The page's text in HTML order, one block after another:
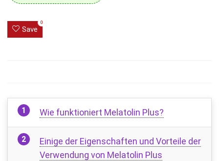
Save
0
Wie funktioniert Melatolin Plus?
Einige der Eigenschaften und Vorteile der
Verwendung von Melatolin Plus